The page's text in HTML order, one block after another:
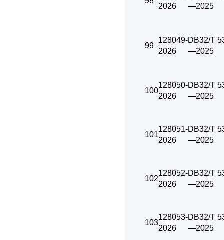
2026
—2025
99
128049-
2026
DB32/T
—2025
100
128050-
2026
DB32/T
—2025
101
128051-
2026
DB32/T
—2025
102
128052-
2026
DB32/T
—2025
103
128053-
2026
DB32/T
—2025